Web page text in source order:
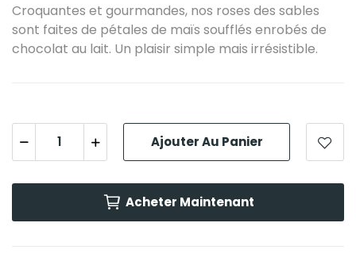
Croquantes et gourmandes, nos roses des sables
sont faites de pétales de maïs soufflés enrobés de
chocolat au lait. Un plaisir simple mais irrésistible.
Ajouter Au Panier
Acheter Maintenant